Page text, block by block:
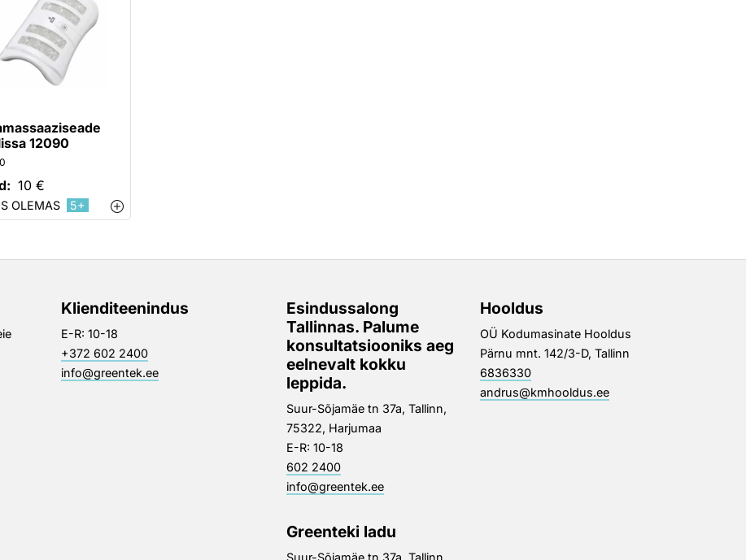
12090
10 €
OLEMAS 5+
Klienditeenindus
E-R: 10-18
+372 602 2400
info@greentek.ee
Esindussalong
Tallinnas. Palume
konsultatsiooniks aeg
eelnevalt kokku
leppida.
Suur-Sõjamäe tn 37a, Tallinn,
75322, Harjumaa
E-R: 10-18
602 2400
info@greentek.ee
Hooldus
OÜ Kodumasinate Hooldus
Pärnu mnt. 142/3-D, Tallinn
6836330
andrus@kmhooldus.ee
Greenteki ladu
Suur-Sõjamäe tn 37a, Tallinn,